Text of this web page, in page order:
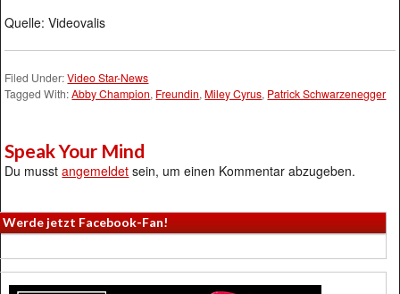
Quelle: Videovalis
Filed Under:Video Star-News
Tagged With:Abby Champion, Freundin, Miley Cyrus, Patrick Schwarzenegger
Speak Your Mind
Du musstangemeldet sein, um einen Kommentar abzugeben.
Werde jetzt Facebook-Fan!